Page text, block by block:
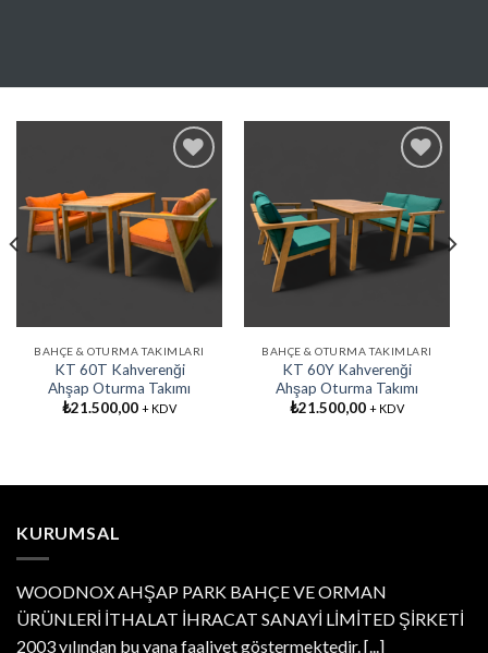
Favorilere
Ekle
BAHÇE & OTURMA TAKIMLARI
KT 60T Kahverenği
Ahşap Oturma Takımı
₺21.500,00 + KDV
Favorilere
Ekle
BAHÇE & OTURMA TAKIMLARI
KT 60Y Kahverenği
Ahşap Oturma Takımı
₺21.500,00 + KDV
KURUMSAL
WOODNOX AHŞAP PARK BAHÇE VE ORMAN
ÜRÜNLERİ İTHALAT İHRACAT SANAYİ LİMİTED ŞİRKETİ
2003 yılından bu yana faaliyet göstermektedir.[...]